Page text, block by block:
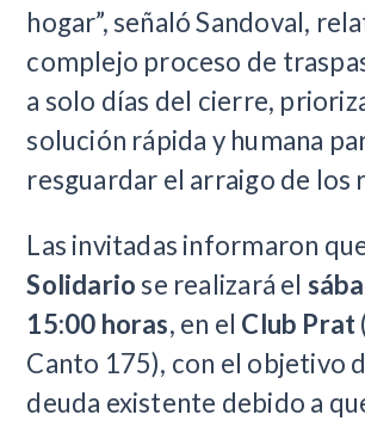
hogar”, señaló Sandoval,
complejo proceso de
a solo días del cierre,
solución rápida y humana
resguardar el arraigo de los
Las invitadas informaron
Solidario se realizará el
15:00 horas, en el Club Prat
Canto 175), con el objetivo
deuda existente debido a